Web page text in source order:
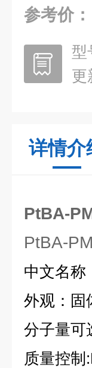
参考价：
型
更
详情介
PtBA-
PtBA-
中文名称
外观：固
分子量可
质量控制